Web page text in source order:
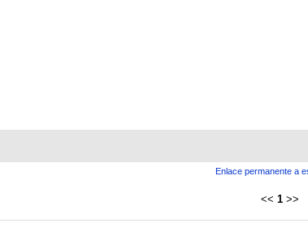
Enlace permanente a
<< 1 >>